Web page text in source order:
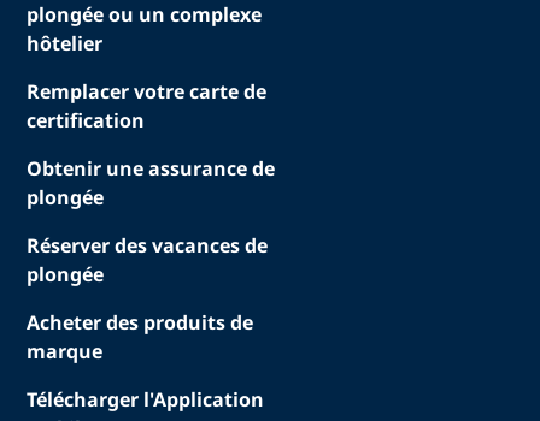
plongée ou un complexe
hôtelier
Remplacer votre carte de
certification
Obtenir une assurance de
plongée
Réserver des vacances de
plongée
Acheter des produits de
marque
Télécharger l'Application